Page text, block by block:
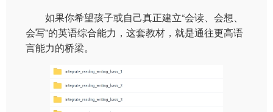
如果你希望孩子或自己真正建立“会读、会想、
会写”的英语综合能力，这套教材，就是通往更高语
言能力的桥梁。